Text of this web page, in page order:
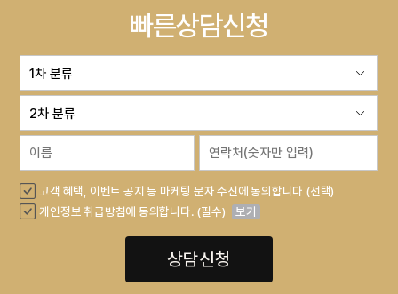
빠른상담신청
고객 혜택, 이벤트 공지 등 마케팅 문자 수신에 동의합니다 (선택)
개인정보 취급방침에 동의합니다. (필수)
보기
상담신청